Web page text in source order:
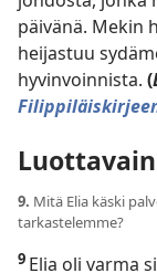
päivänä. Mekin
heijastuu
hyvinvoinnista. (
9. Mitä Elia käski
tarkastelemme?
9 Elia oli varma